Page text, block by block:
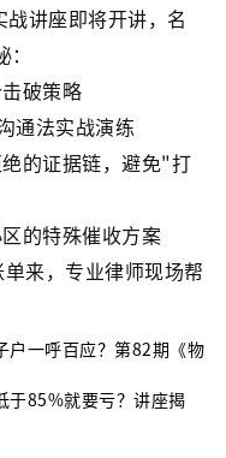
讲座即将开讲，名
破策略
通法实战演练
的证据链，避免"打
的特殊催收方案
来，专业律师现场帮
户一呼百应？第82期《物
于85%就要亏？讲座揭